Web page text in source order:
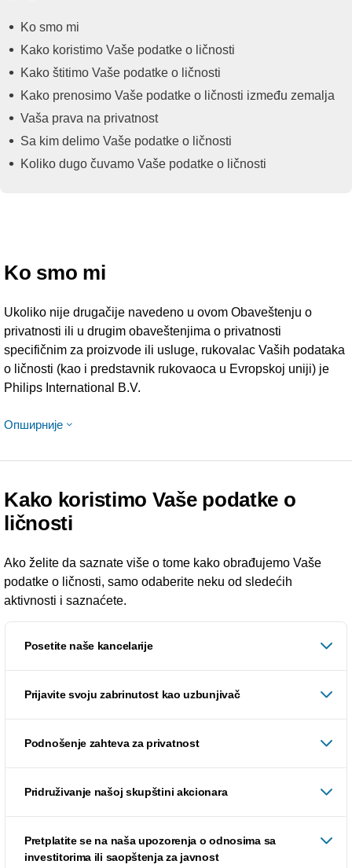
Ko smo mi
Kako koristimo Vaše podatke o ličnosti
Kako štitimo Vaše podatke o ličnosti
Kako prenosimo Vaše podatke o ličnosti između zemalja
Vaša prava na privatnost
Sa kim delimo Vaše podatke o ličnosti
Koliko dugo čuvamo Vaše podatke o ličnosti
Ko smo mi
Ukoliko nije drugačije navedeno u ovom Obaveštenju o
privatnosti ili u drugim obaveštenjima o privatnosti
specifičnim za proizvode ili usluge, rukovalac Vaših podataka
o ličnosti (kao i predstavnik rukovaoca u Evropskoj uniji) je
Philips International B.V.
Опширније
Kako koristimo Vaše podatke o
ličnosti
Ako želite da saznate više o tome kako obrađujemo Vaše
podatke o ličnosti, samo odaberite neku od sledećih
aktivnosti i saznaćete.
Posetite naše kancelarije
Prijavite svoju zabrinutost kao uzbunjivač
Podnošenje zahteva za privatnost
Pridruživanje našoj skupštini akcionara
Pretplatite se na naša upozorenja o odnosima sa
investitorima ili saopštenja za javnost